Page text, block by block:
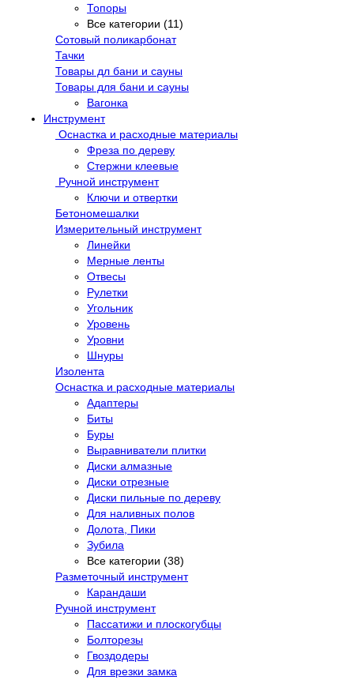
Топоры
Все категории (11)
Сотовый поликарбонат
Тачки
Товары дл бани и сауны
Товары для бани и сауны
Вагонка
Инструмент
Оснастка и расходные материалы
Фреза по дереву
Стержни клеевые
Ручной инструмент
Ключи и отвертки
Бетономешалки
Измерительный инструмент
Линейки
Мерные ленты
Отвесы
Рулетки
Угольник
Уровень
Уровни
Шнуры
Изолента
Оснастка и расходные материалы
Адаптеры
Биты
Буры
Выравниватели плитки
Диски алмазные
Диски отрезные
Диски пильные по дереву
Для наливных полов
Долота, Пики
Зубила
Все категории (38)
Разметочный инструмент
Карандаши
Ручной инструмент
Пассатижи и плоскогубцы
Болторезы
Гвоздодеры
Для врезки замка